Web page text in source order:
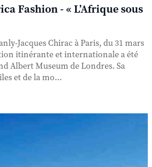
Fashion - « L’Afrique sous
Jacques Chirac à Paris, du 31 mars
itinérante et internationale a été
Albert Museum de Londres. Sa
et de la mo...